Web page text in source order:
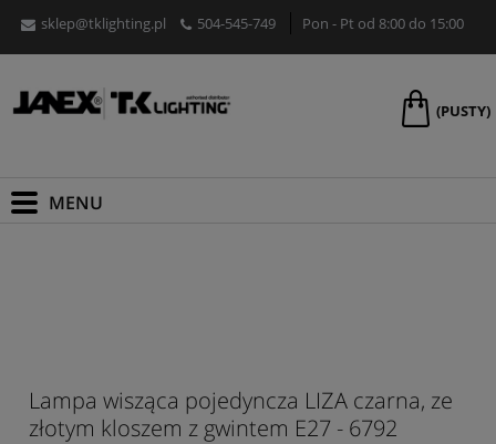
sklep@tklighting.pl 504-545-749 Pon - Pt od 8:00 do 15:00
(PUSTY)
Lampa wisząca pojedyncza LIZA czarna, ze
złotym kloszem z gwintem E27 - 6792